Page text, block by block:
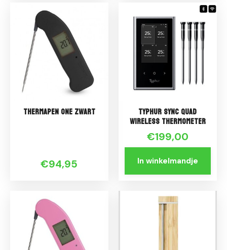
Thermapen ONE Zwart
€94,95
Typhur Sync Quad
wireless Thermometer
€199,00
In winkelmandje